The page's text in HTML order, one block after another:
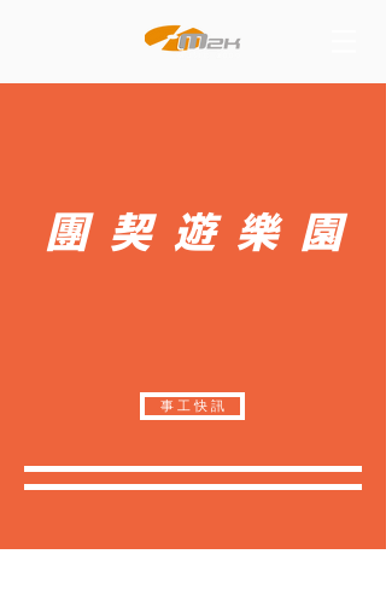
​團契遊樂園
事 工 快 訊